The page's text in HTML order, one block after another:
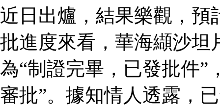
近日出爐，結果樂觀，
批進度來看，華海纈沙坦
為“制證完畢，已發批件”
審批”。據知情人透露，